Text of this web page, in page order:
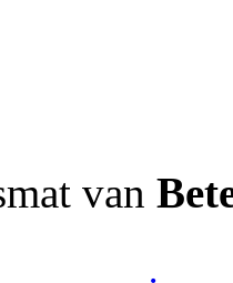
van